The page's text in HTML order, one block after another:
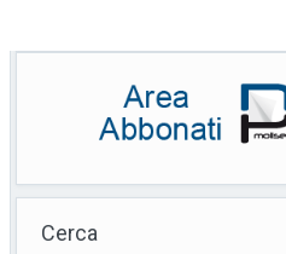
Cerca